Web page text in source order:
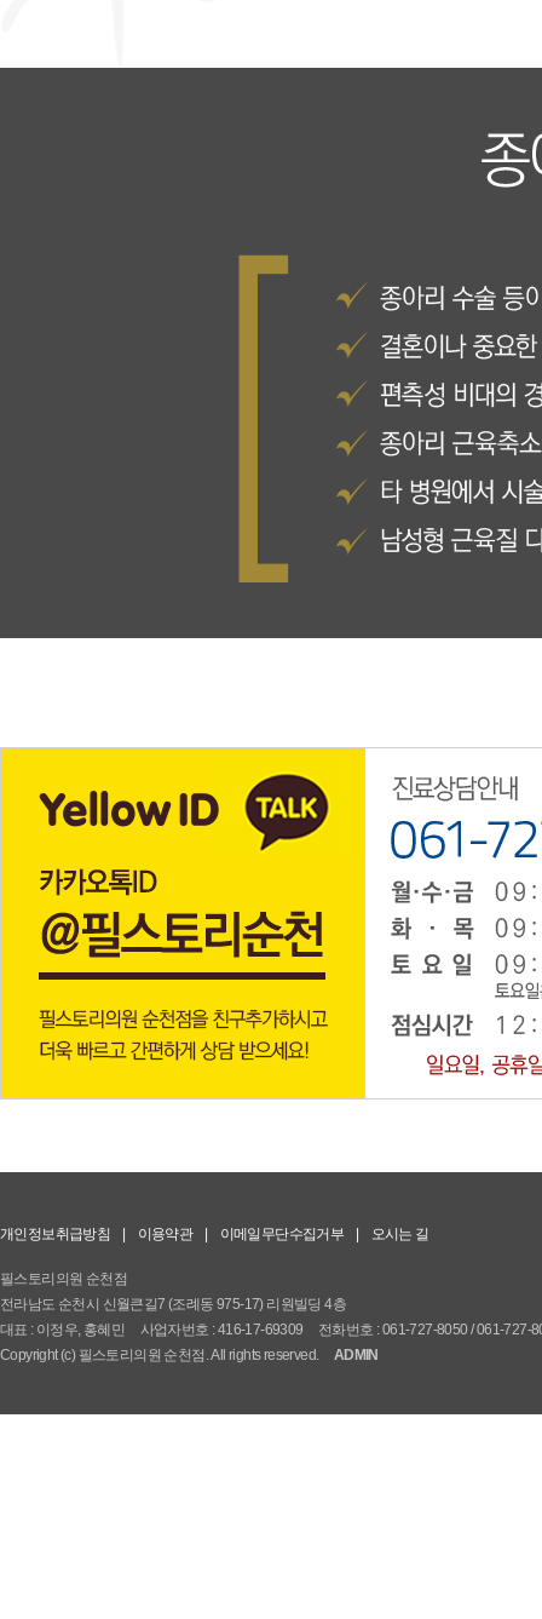
개인정보취급방침 이용약관 이메일무단수집거부 오시는 길
필스토리의원 순천점
전라남도 순천시 신월큰길7 (조례동 975-17) 리원빌딩 4층
대표 : 이정우, 홍혜민
사업자번호 : 416-17-69309
전화번호 : 061-727-8050 / 061-727-
Copyright (c) 필스토리의원 순천점. All rights reserved.
ADMIN